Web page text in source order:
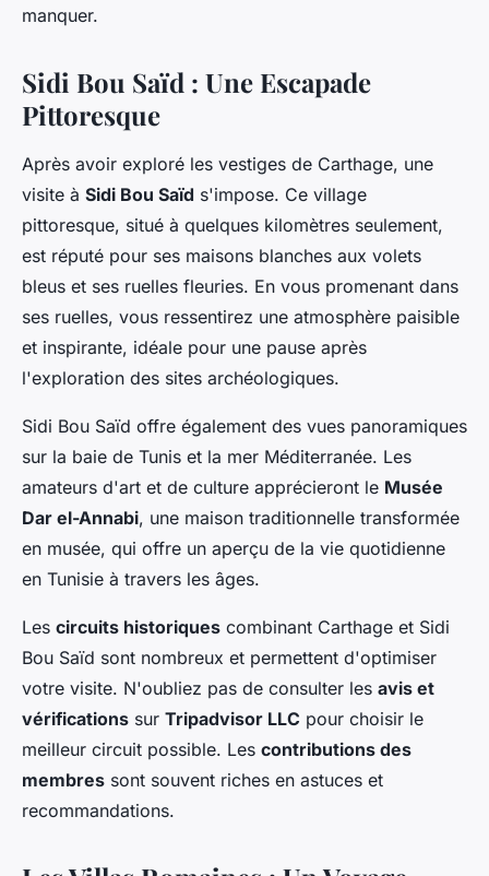
manquer.
Sidi Bou Saïd : Une Escapade
Pittoresque
Après avoir exploré les vestiges de Carthage, une
visite à Sidi Bou Saïd s'impose. Ce village
pittoresque, situé à quelques kilomètres seulement,
est réputé pour ses maisons blanches aux volets
bleus et ses ruelles fleuries. En vous promenant dans
ses ruelles, vous ressentirez une atmosphère paisible
et inspirante, idéale pour une pause après
l'exploration des sites archéologiques.
Sidi Bou Saïd offre également des vues panoramiques
sur la baie de Tunis et la mer Méditerranée. Les
amateurs d'art et de culture apprécieront le Musée
Dar el-Annabi, une maison traditionnelle transformée
en musée, qui offre un aperçu de la vie quotidienne
en Tunisie à travers les âges.
Les circuits historiques combinant Carthage et Sidi
Bou Saïd sont nombreux et permettent d'optimiser
votre visite. N'oubliez pas de consulter les avis et
vérifications sur Tripadvisor LLC pour choisir le
meilleur circuit possible. Les contributions des
membres sont souvent riches en astuces et
recommandations.